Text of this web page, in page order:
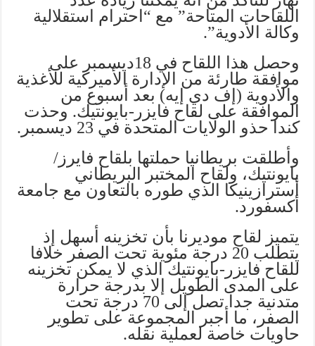
اللقاحات المتاحة” مع “احترام استقلالية
وكالة الأدوية”.
وحصل هذا اللقاح في 18ديسمبر على
موافقة طارئة من الإدارة الأميركية للأغذية
والأدوية (إف دي إيه) بعد أسبوع من
الموافقة على لقاح فايزر-بايونتيك. وحذت
كندا حذو الولايات المتحدة في 23 ديسمبر.
وأطلقت بريطانيا حملتها بلقاح فايرز/
بايونتيك، ولقاح المختبر البريطاني
أسترازينيكا الذي طوره بالتعاون مع جامعة
أكسفورد.
يتميز لقاح موديرنا بأن تخزينه أسهل إذ
يتطلب 20 درجة مئوية تحت الصفر خلافا
للقاح فايزر-بايونتيك الذي لا يمكن تخزينه
على المدى الطويل إلا بدرجة حرارة
متدنية جدا تصل إلى 70 درجة تحت
الصفر، ما أجبر المجموعة على تطوير
حاويات خاصة لعملية نقله.